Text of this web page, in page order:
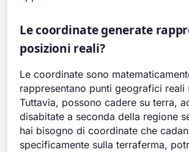
Le coordinate generate
posizioni reali?
Le coordinate sono
rappresentano punti geografici reali
Tuttavia, possono cadere su terra,
disabitate a seconda della regione
hai bisogno di coordinate che
specificamente sulla terraferma,